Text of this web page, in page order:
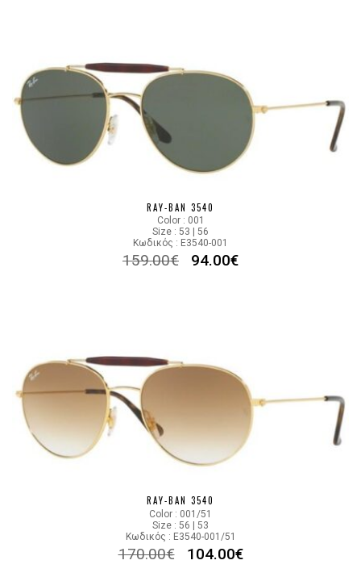
RAY-BAN 3540
Color : 001
Size : 53 | 56
Κωδικός : E3540-001
159.00€ 94.00€
RAY-BAN 3540
Color : 001/51
Size : 56 | 53
Κωδικός : E3540-001/51
170.00€ 104.00€